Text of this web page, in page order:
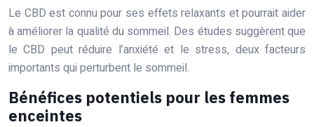
Le CBD est connu pour ses effets relaxants et pourrait aider
à améliorer la qualité du sommeil. Des études suggèrent que
le CBD peut réduire l’anxiété et le stress, deux facteurs
importants qui perturbent le sommeil.
Bénéfices potentiels pour les femmes
enceintes